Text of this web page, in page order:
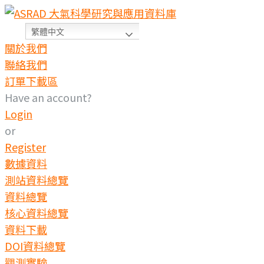
繁體中文
關於我們
聯絡我們
訂單下載區
Have an account?
Login
or
Register
數據資料
測站資料總覽
資料總覽
核心資料總覽
資料下載
DOI資料總覽